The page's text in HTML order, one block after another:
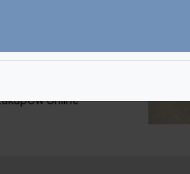
które bezpłatnie
online